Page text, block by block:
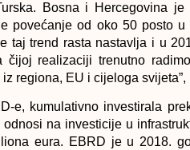
Bosna i Hercegovina
povećanje od oko 50 posto
taj trend rasta nastavlja i u
realizaciji trenutno
regiona, EU i cijeloga
e, kumulativno investirala
na investicije u
eura. EBRD je u 2018.